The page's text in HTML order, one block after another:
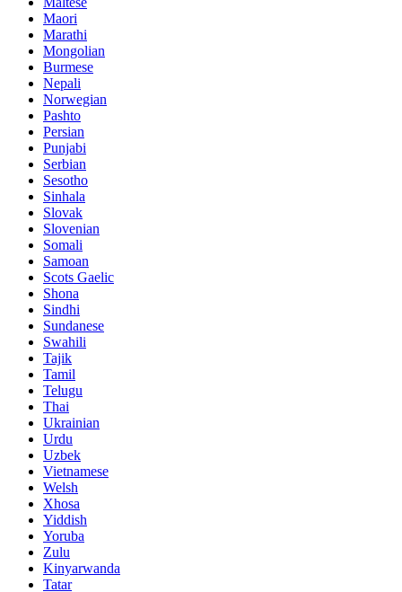
Maori
Marathi
Mongolian
Burmese
Nepali
Norwegian
Pashto
Persian
Punjabi
Serbian
Sesotho
Sinhala
Slovak
Slovenian
Somali
Samoan
Scots Gaelic
Shona
Sindhi
Sundanese
Swahili
Tajik
Tamil
Telugu
Thai
Ukrainian
Urdu
Uzbek
Vietnamese
Welsh
Xhosa
Yiddish
Yoruba
Zulu
Kinyarwanda
Tatar